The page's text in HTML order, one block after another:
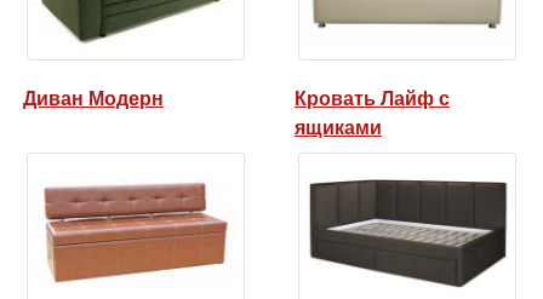
Диван Модерн
Кровать Лайф с
ящиками